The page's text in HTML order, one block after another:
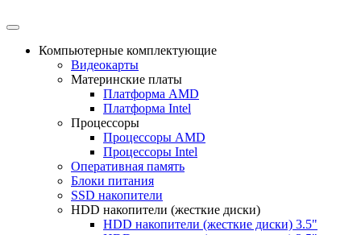
Компьютерные комплектующие
Видеокарты
Материнские платы
Платформа AMD
Платформа Intel
Процессоры
Процессоры AMD
Процессоры Intel
Оперативная память
Блоки питания
SSD накопители
HDD накопители (жесткие диски)
HDD накопители (жесткие диски) 3.5"